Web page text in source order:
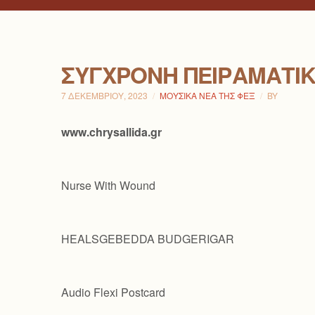
ΣΎΓΧΡΟΝΗ
7 ΔΕΚΕΜΒΡΊΟΥ, 2023 ΜΟΥΣΙΚΆ ΝΈΑ ΤΗΣ ΦΕΞ BY
www.chrysallida.gr
Nurse With Wound
HEALSGEBEDDA BUDGERIGAR
Audio Flexi Postcard